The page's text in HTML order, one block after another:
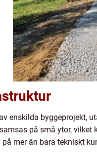
enskilda byggeprojekt,
på små ytor,
mer än bara tekniskt